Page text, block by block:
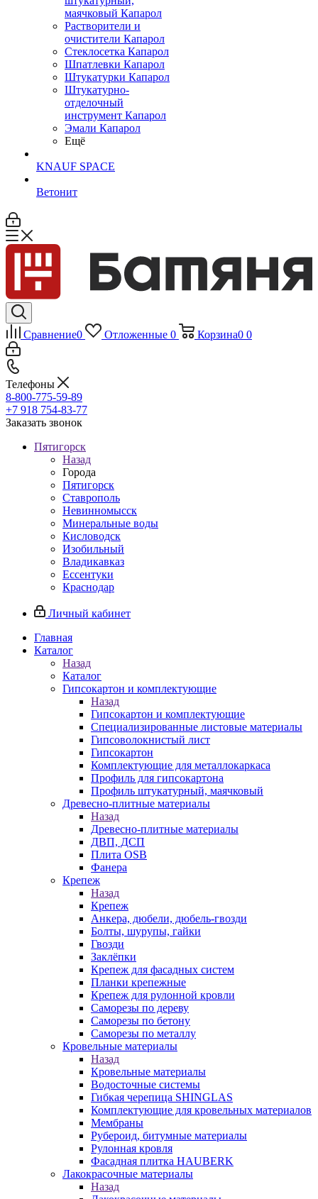
маячковый Капарол
Растворители и
очистители Капарол
Cтеклосетка Капарол
Шпатлевки Капарол
Штукатурки Капарол
Штукатурно-
отделочный
инструмент Капарол
Эмали Капарол
Ещё
KNAUF SPACE
Ветонит
Сравнение0 Отложенные 0 Корзина0 0
Телефоны
8-800-775-59-89
+7 918 754-83-77
Заказать звонок
Пятигорск
Назад
Города
Пятигорск
Ставрополь
Невинномысск
Минеральные воды
Кисловодск
Изобильный
Владикавказ
Ессентуки
Краснодар
Личный кабинет
Главная
Каталог
Назад
Каталог
Гипсокартон и комплектующие
Назад
Гипсокартон и комплектующие
Специализированные листовые материалы
Гипсоволокнистый лист
Гипсокартон
Комплектующие для металлокаркаса
Профиль для гипсокартона
Профиль штукатурный, маячковый
Древесно-плитные материалы
Назад
Древесно-плитные материалы
ДВП, ДСП
Плита OSB
Фанера
Крепеж
Назад
Крепеж
Анкера, дюбели, дюбель-гвозди
Болты, шурупы, гайки
Гвозди
Заклёпки
Крепеж для фасадных систем
Планки крепежные
Крепеж для рулонной кровли
Саморезы по дереву
Саморезы по бетону
Саморезы по металлу
Кровельные материалы
Назад
Кровельные материалы
Водосточные системы
Гибкая черепица SHINGLAS
Комплектующие для кровельных материалов
Мембраны
Рубероид, битумные материалы
Рулонная кровля
Фасадная плитка HAUBERK
Лакокрасочные материалы
Назад